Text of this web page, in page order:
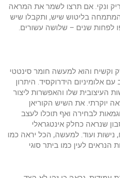
ונקי. אם תרצו לשמר את המראה
בליטוש שיש, ותקבלו שיש
לפחות שנים – שלושה עשורים.
וקשיח והוא למעשה חומר סינטטי
אלומיניום הידרוקסיד. היתרון
העיצובית שלו והאפשרות ליצור
יוקרתי. את השיש הקוריאן
לבחירה ואף תוכלו לעצב
שנראה כחלק אינטגראלי
ועוד. למעשה, הכל יראה כמו
לעין כמו ביתר סוגי